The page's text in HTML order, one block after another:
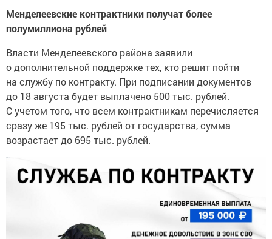
Менделеевские контрактники получат более
полумиллиона рублей
Власти Менделеевского района заявили
о дополнительной поддержке тех, кто решит пойти
на службу по контракту. При подписании документов
до 18 августа будет выплачено 500 тыс. рублей.
С учетом того, что всем контрактникам перечисляется
сразу же 195 тыс. рублей от государства, сумма
возрастает до 695 тыс. рублей.